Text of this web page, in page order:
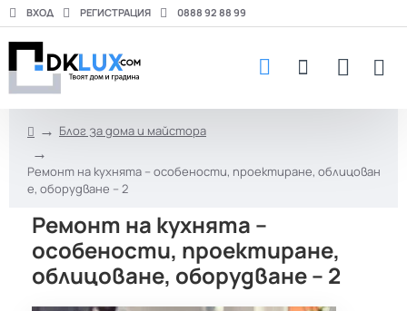
ВХОД РЕГИСТРАЦИЯ 0888 92 88 99
m
e
Блог за дома и майстора
Ремонт на кухнята – особености, проектиране, облицован
е, оборудване – 2
Ремонт на кухнята –
особености, проектиране,
облицоване, оборудване – 2